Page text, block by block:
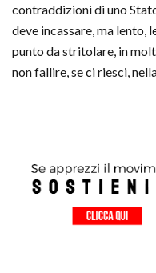
contraddizioni di uno
deve incassare, ma lento,
punto da stritolare, in
non fallire, se ci riesci,